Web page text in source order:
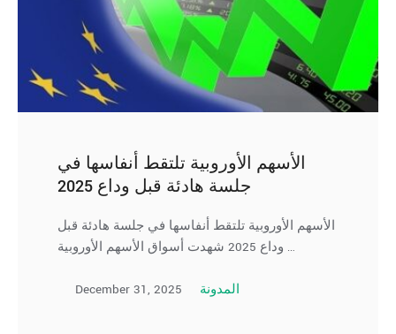
الأسهم الأوروبية تلتقط أنفاسها في
جلسة هادئة قبل وداع 2025
الأسهم الأوروبية تلتقط أنفاسها في جلسة هادئة قبل
وداع 2025 شهدت أسواق الأسهم الأوروبية …
December 31, 2025 المدونة